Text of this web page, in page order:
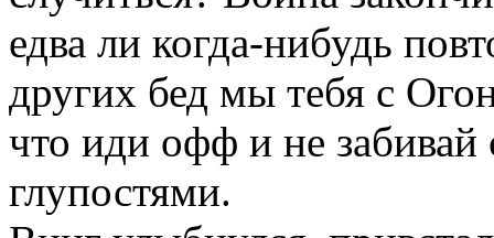
едва ли когда-нибудь
других бед мы тебя с
что иди офф и не забивай
глупостями.